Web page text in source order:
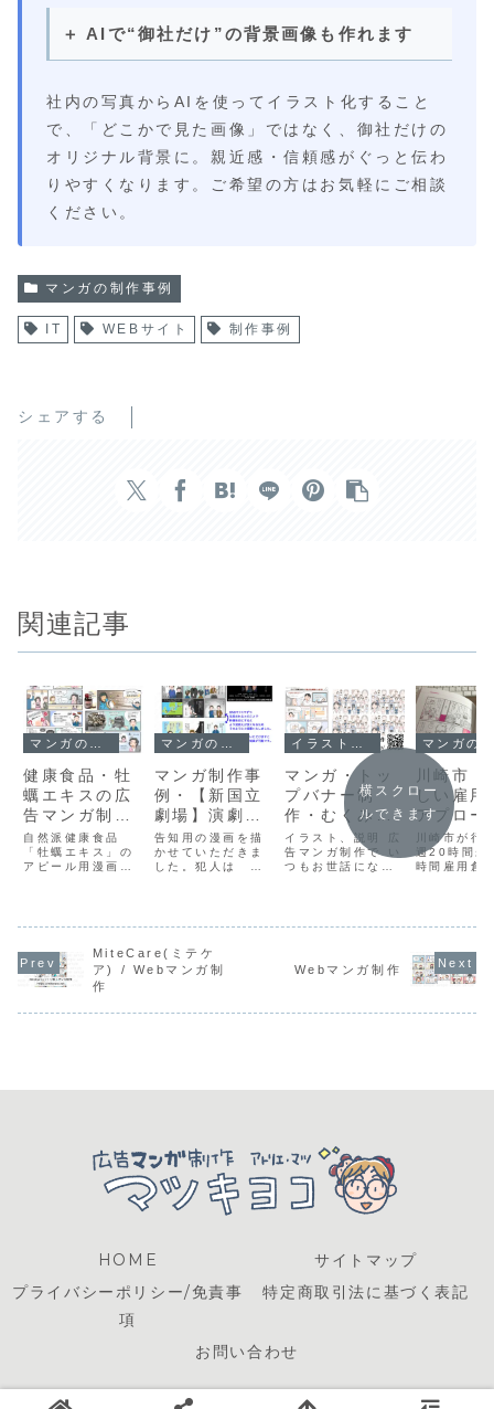
＋ AIで“御社だけ”の背景画像も作れます
社内の写真からAIを使ってイラスト化すること
で、「どこかで見た画像」ではなく、御社だけの
オリジナル背景に。親近感・信頼感がぐっと伝わ
りやすくなります。ご希望の方はお気軽にご相談
ください。
マンガの制作事例
IT WEBサイト 制作事例
シェアする
関連記事
健康食品・牡
蠣エキスの広
告マンガ制作
事例｜川ばた
乃エキス
自然派健康食品
「牡蠣エキス」の
アピール用漫画を
川ばた乃エキス様
よりご依頼いただ
いたA4仕上がりの
広告漫画（牡蠣エ
マンガ制作事
例・【新国立
劇場】演劇
『スリー・キ
ングダムス』
告知用の漫画を描
かせていただきま
した。犯人は …
りますので、お手
持ちの画像編集ソ
マンガ・トッ
プバナー制
作・むくみク
リニック
イラスト、説明 広
告マンガ制作で い
つもお世話になっ
ました。ホームペ
川崎市
しい雇用
アプロー
漫画、イ
ト制作
川崎市が行
週20時間未
時間雇用創
らダウンロ
て読んでい
ます。宜し
横スクロー
ルできます
MiteCare(ミテケ
ア) / Webマンガ制
作
Webマンガ制作
HOME
サイトマップ
プライバシーポリシー/免責事
項
特定商取引法に基づく表記
お問い合わせ
© 2018-2026 マツキヨコ.